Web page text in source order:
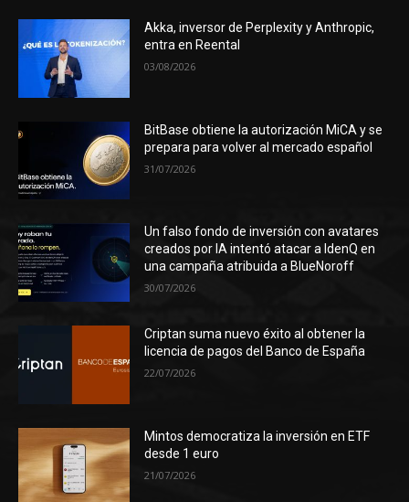
Akka, inversor de Perplexity y Anthropic,
entra en Reental
03/08/2026
BitBase obtiene la autorización MiCA y se
prepara para volver al mercado español
31/07/2026
Un falso fondo de inversión con avatares
creados por IA intentó atacar a IdenQ en
una campaña atribuida a BlueNoroff
30/07/2026
Criptan suma nuevo éxito al obtener la
licencia de pagos del Banco de España
22/07/2026
Mintos democratiza la inversión en ETF
desde 1 euro
21/07/2026